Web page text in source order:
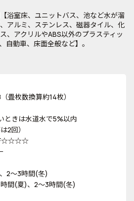
浴室床、ユニットバス、池など水が溜
アルミ、ステンレス、磁器タイル、化
、アクリルやABS以外のプラスティッ
自動車、床面全般など】。
畳枚数換算約14枚）
ときは水道水で5%以内
2回）
F☆☆☆☆
2～3時間(冬)
間(夏)、2～3時間(冬)